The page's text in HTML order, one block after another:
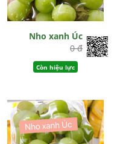
Nho xanh Úc
0 đ
Còn hiệu lực